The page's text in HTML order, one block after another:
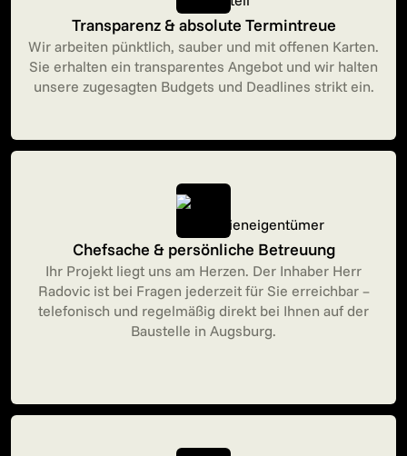
Transparenz & absolute Termintreue
Wir arbeiten pünktlich, sauber und mit offenen Karten.
Sie erhalten ein transparentes Angebot und wir halten
unsere zugesagten Budgets und Deadlines strikt ein.
Chefsache & persönliche Betreuung
Ihr Projekt liegt uns am Herzen. Der Inhaber Herr
Radovic ist bei Fragen jederzeit für Sie erreichbar –
telefonisch und regelmäßig direkt bei Ihnen auf der
Baustelle in Augsburg.